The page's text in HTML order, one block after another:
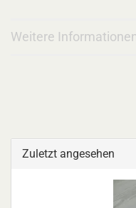
Weitere
Zuletzt angesehen